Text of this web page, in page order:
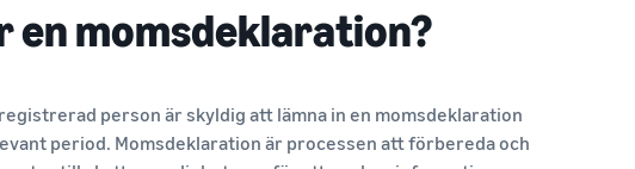
en momsdeklaration?
person är skyldig att lämna in en momsdeklaration
period. Momsdeklaration är processen att förbereda och